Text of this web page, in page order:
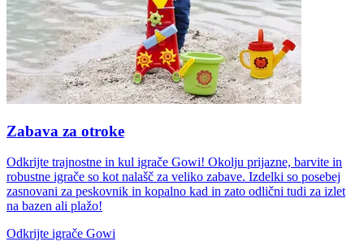
Zabava za otroke
Odkrijte trajnostne in kul igrače Gowi! Okolju prijazne, barvite in
robustne igrače so kot nalašč za veliko zabave. Izdelki so posebej
zasnovani za peskovnik in kopalno kad in zato odlični tudi za izlet
na bazen ali plažo!
Odkrijte igrače Gowi